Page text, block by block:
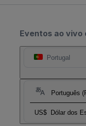
Eventos ao vivo
Portugal
Português
US$ Dólar dos